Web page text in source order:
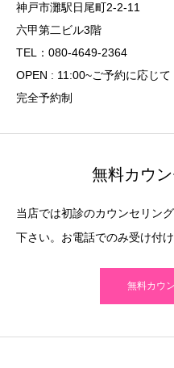
神戸市灘駅日尾町2-2-11
六甲第二ビル3階
TEL：080-4649-2364
OPEN : 11:00~ご予約に応じて
完全予約制
無料カウ
当店では初診のカウンセリン
下さい。お電話でのみ受け付け
無料カウ